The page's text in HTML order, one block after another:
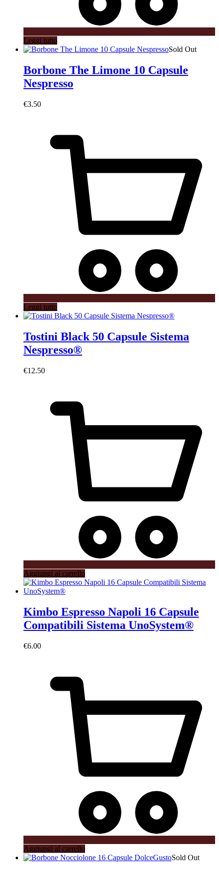
Leggi tutto
Sold Out
Borbone The Limone 10 Capsule
Nespresso
€3.50
Leggi tutto
Tostini Black 50 Capsule Sistema
Nespresso®
€12.50
Aggiungi al carrello
Kimbo Espresso Napoli 16 Capsule
Compatibili Sistema UnoSystem®
€6.00
Aggiungi al carrello
Sold Out